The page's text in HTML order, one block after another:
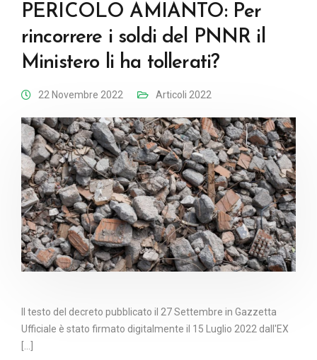
PERICOLO AMIANTO: Per
rincorrere i soldi del PNNR il
Ministero li ha tollerati?
22 Novembre 2022 Articoli 2022
Il testo del decreto pubblicato il 27 Settembre in Gazzetta
Ufficiale è stato firmato digitalmente il 15 Luglio 2022 dall'EX
[...]